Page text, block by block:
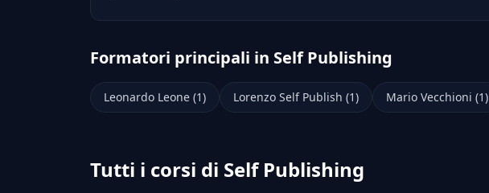
Formatori principali in Self Publishing
Leonardo Leone (1) Lorenzo Self Publish (1) Mario Vecchioni (1)
Tutti i corsi di Self Publishing